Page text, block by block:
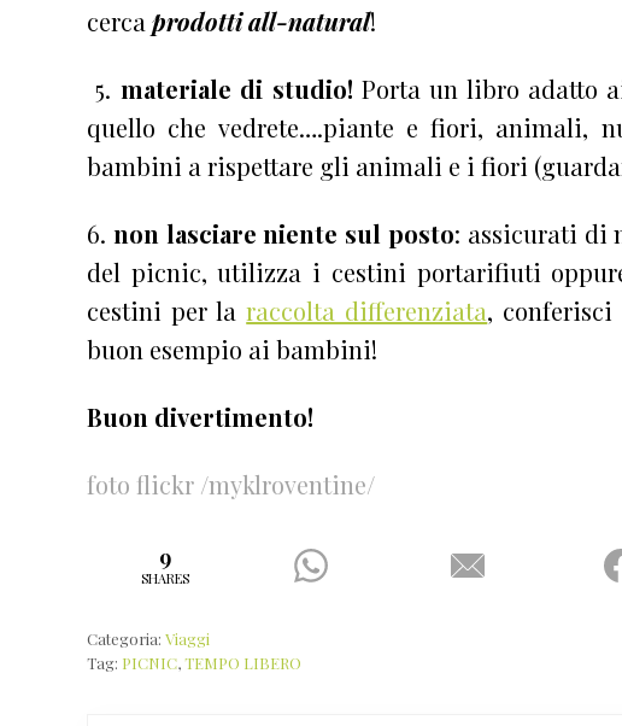
cerca prodotti all-natural!
5. materiale di studio! Porta un libro adatto
quello che vedrete….piante e fiori, animali,
bambini a rispettare gli animali e i fiori
6. non lasciare niente sul posto: assicurati di
del picnic, utilizza i cestini portarifiuti
cestini per laraccolta differenziata,
buon esempio ai bambini!
Buon divertimento!
foto flickr /myklroventine/
9
SHARES
Categoria: Viaggi
Tag: PICNIC,TEMPO LIBERO